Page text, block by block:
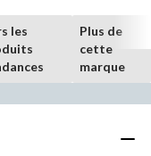
les
Plus de
cette
marque